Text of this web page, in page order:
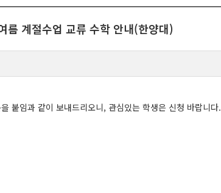
계절수업 교류 수학 안내(한양대)
붙임과 같이 보내드리오니, 관심있는 학생은 신청 바랍니다.